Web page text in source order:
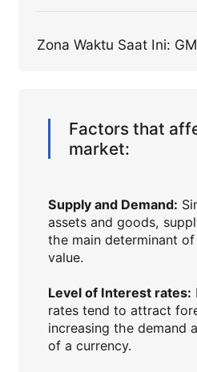
Zona Waktu Saat Ini:
Factors that
market:
Supply and Demand:
assets and goods,
the main determinant of
value.
Level of Interest rates:
rates tend to attract
increasing the demand
of a currency.